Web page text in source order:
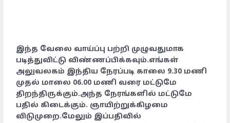
இந்த வேலை வாய்ப்பு பற்றி முழுவதுமாக
படித்துவிட்டு விண்ணப்பிக்கவும்.எங்கள்
அலுவலகம் இந்திய நேரப்படி காலை 9.30 மணி
முதல் மாலை 06.00 மணி வரை மட்டுமே
திறந்திருக்கும்.அந்த நேரங்களில் மட்டுமே
பதில் கிடைக்கும். ஞாயிற்றுக்கிழமை
விடுமுறை.மேலும் இப்பதிவில்